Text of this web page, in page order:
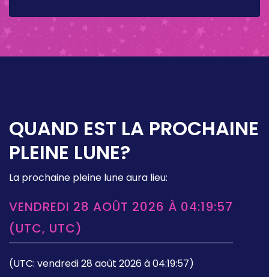
QUAND EST LA PROCHAINE
PLEINE LUNE?
La prochaine pleine lune aura lieu:
VENDREDI 28 AOÛT 2026 À 04:19:57
(UTC, UTC)
(UTC: vendredi 28 août 2026 à 04:19:57)